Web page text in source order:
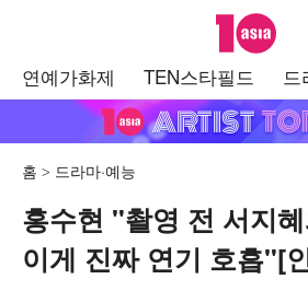
텐아시아
연예가화제 TEN스타필드 드
홈 드라마·예능
홍수현 "촬영 전 서지
이게 진짜 연기 호흡"[